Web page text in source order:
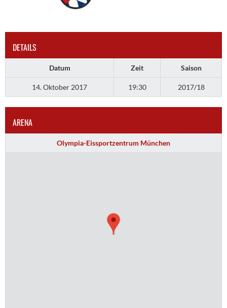
DETAILS
Datum Zeit Saison
14. Oktober 2017 19:30 2017/18
ARENA
Olympia-Eissportzentrum München